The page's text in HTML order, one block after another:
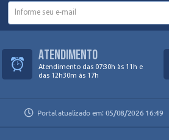
Atendimento
Atendimento das 07:30h às 11h e
das 12h30m às 17h
Portal atualizado em: 05/08/2026 16:49